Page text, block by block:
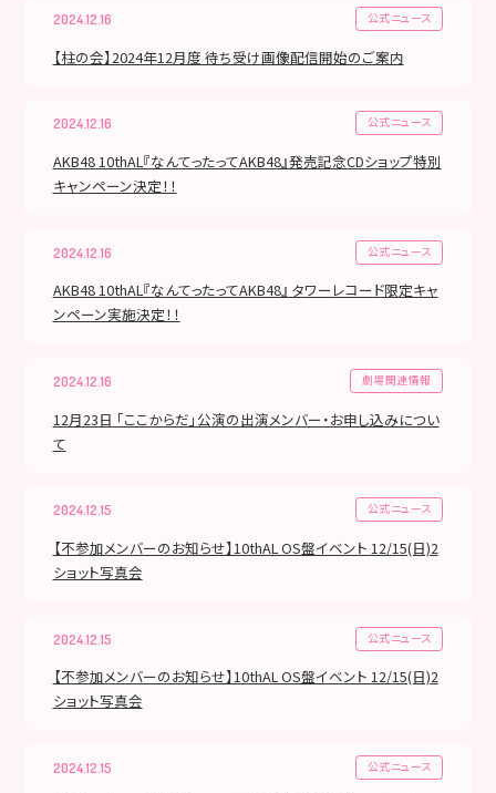
2024.12.16 公式ニュース
【柱の会】2024年12月度 待ち受け画像配信開始のご案内
2024.12.16 公式ニュース
AKB48 10thAL『なんてったってAKB48』発売記念CDショップ特別
キャンペーン決定！！
2024.12.16 公式ニュース
AKB48 10thAL『なんてったってAKB48』 タワーレコード限定キャ
ンペーン実施決定！！
2024.12.16 劇場関連情報
12月23日 「ここからだ」公演の出演メンバー・お申し込みについ
て
2024.12.15 公式ニュース
【不参加メンバーのお知らせ】10thAL OS盤イベント 12/15(日)2
ショット写真会
2024.12.15 公式ニュース
【不参加メンバーのお知らせ】10thAL OS盤イベント 12/15(日)2
ショット写真会
2024.12.15 公式ニュース